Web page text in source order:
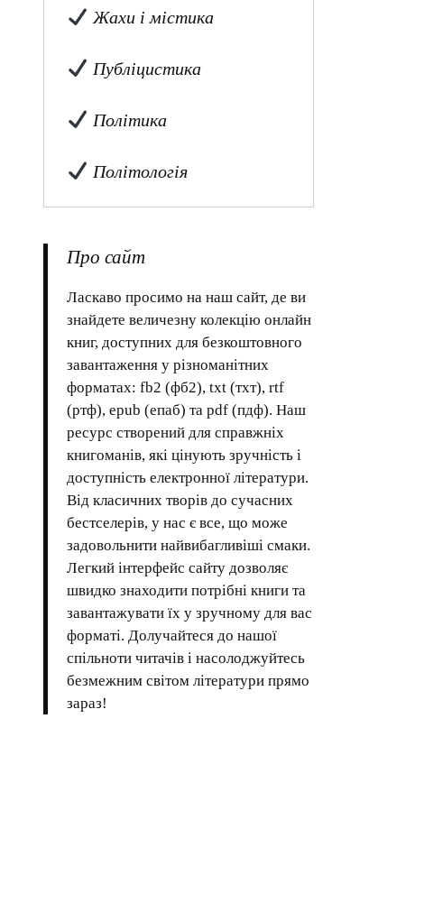
Жахи і містика
Публіцистика
Політика
Політологія
Про сайт
Ласкаво просимо на наш сайт, де ви
знайдете величезну колекцію онлайн
книг, доступних для безкоштовного
завантаження у різноманітних
форматах: fb2 (фб2), txt (тхт), rtf
(ртф), epub (епаб) та pdf (пдф). Наш
ресурс створений для справжніх
книгоманів, які цінують зручність і
доступність електронної літератури.
Від класичних творів до сучасних
бестселерів, у нас є все, що може
задовольнити найвибагливіші смаки.
Легкий інтерфейс сайту дозволяє
швидко знаходити потрібні книги та
завантажувати їх у зручному для вас
форматі. Долучайтеся до нашої
спільноти читачів і насолоджуйтесь
безмежним світом літератури прямо
зараз!